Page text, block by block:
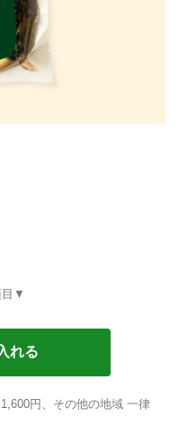
目▼
れる
円、その他の地域 一律